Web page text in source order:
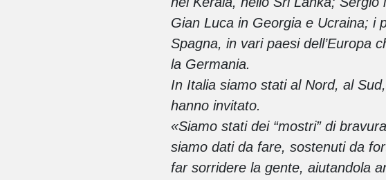
Gian Luca in Georgia e Ucraina; i
Spagna, in vari paesi dell’Europa
la Germania.
In Italia siamo stati al Nord, al
hanno invitato.
«Siamo stati dei “mostri” di
siamo dati da fare, sostenuti da
far sorridere la gente, aiutandola